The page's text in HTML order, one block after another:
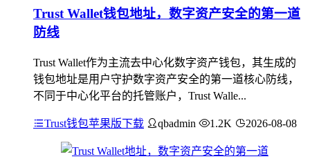
Trust Wallet钱包地址，数字资产安全的第一道
防线
Trust Wallet作为主流去中心化数字资产钱包，其生成的
钱包地址是用户守护数字资产安全的第一道核心防线，
不同于中心化平台的托管账户，Trust Walle...
Trust钱包苹果版下载 qbadmin 1.2K 2026-08-08